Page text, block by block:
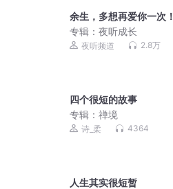
余生，多想再爱你一次！
专辑：夜听成长
夜听频道 2.8万
四个很短的故事
专辑：禅境
诗_柔 4364
人生其实很短暂